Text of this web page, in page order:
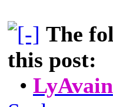
The
this post:
• LyAvain